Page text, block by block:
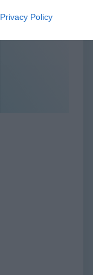
Privacy Policy